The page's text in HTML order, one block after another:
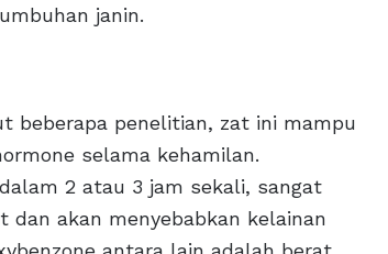
janin.
beberapa penelitian, zat ini mampu
selama kehamilan.
2 atau 3 jam sekali, sangat
akan menyebabkan kelainan